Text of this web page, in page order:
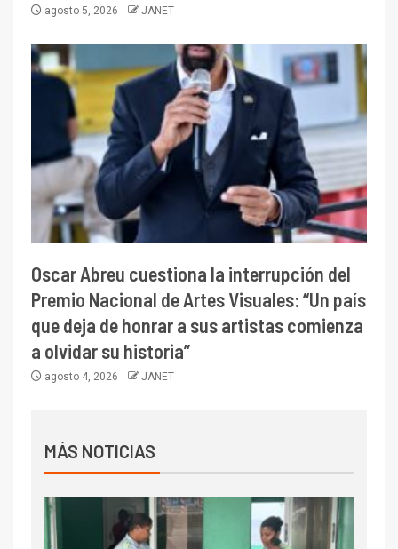
agosto 5, 2026 JANET
Oscar Abreu cuestiona la interrupción del
Premio Nacional de Artes Visuales: “Un país
que deja de honrar a sus artistas comienza
a olvidar su historia”
agosto 4, 2026 JANET
MÁS NOTICIAS